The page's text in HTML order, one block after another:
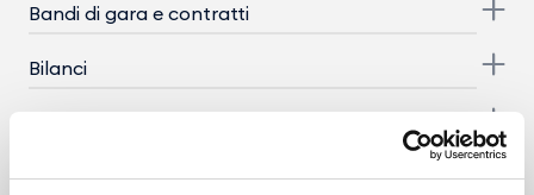
Bandi di gara e contratti
Bilanci
Controlli e rilievi sull'amministrazione